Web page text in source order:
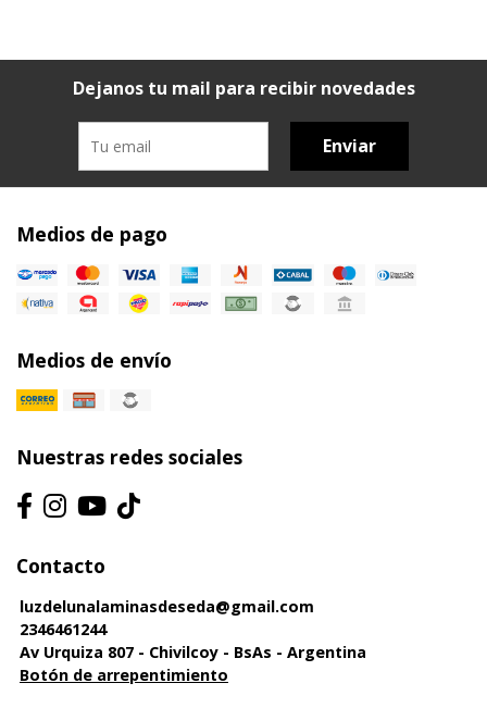
Dejanos tu mail para recibir novedades
Enviar
Medios de pago
Medios de envío
Nuestras redes sociales
Contacto
luzdelunalaminasdeseda@gmail.com
2346461244
Av Urquiza 807 - Chivilcoy - BsAs - Argentina
Botón de arrepentimiento